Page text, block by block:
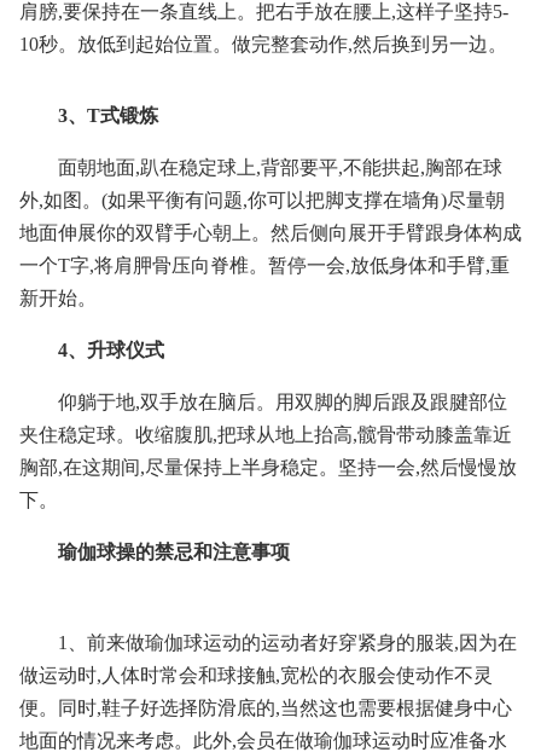
肩膀,要保持在一条直线上。把右手放在腰上,这样子坚持5-
10秒。放低到起始位置。做完整套动作,然后换到另一边。
3、T式锻炼
面朝地面,趴在稳定球上,背部要平,不能拱起,胸部在球
外,如图。(如果平衡有问题,你可以把脚支撑在墙角)尽量朝
地面伸展你的双臂手心朝上。然后侧向展开手臂跟身体构成
一个T字,将肩胛骨压向脊椎。暂停一会,放低身体和手臂,重
新开始。
4、升球仪式
仰躺于地,双手放在脑后。用双脚的脚后跟及跟腱部位
夹住稳定球。收缩腹肌,把球从地上抬高,髋骨带动膝盖靠近
胸部,在这期间,尽量保持上半身稳定。坚持一会,然后慢慢放
下。
瑜伽球操的禁忌和注意事项
1、前来做瑜伽球运动的运动者好穿紧身的服装,因为在
做运动时,人体时常会和球接触,宽松的衣服会使动作不灵
便。同时,鞋子好选择防滑底的,当然这也需要根据健身中心
地面的情况来考虑。此外,会员在做瑜伽球运动时应准备水